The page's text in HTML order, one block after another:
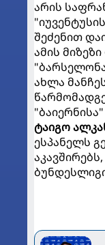
არის
შეძენით
ამის
ახლა
ტაიგო
ესპანელს